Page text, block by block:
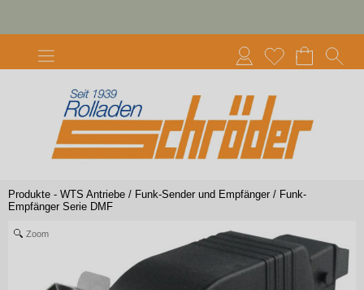
Produkte - WTS Antriebe / Funk-Sender und Empfänger / Funk-
Empfänger Serie DMF
Zoom